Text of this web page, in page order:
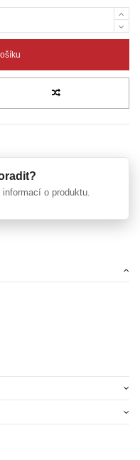
o produktu.